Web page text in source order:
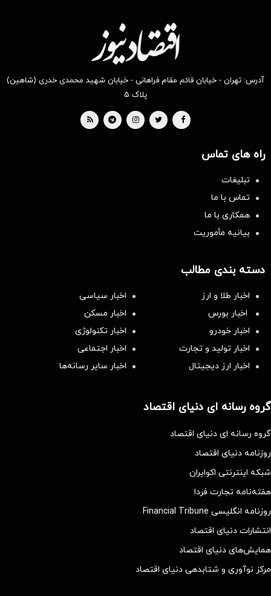
آدرس: تهران - خیابان قائم مقام فراهانی - خیابان شهید محمدی خدری (شاهین)
پلاک ۵
راه های تماس
تبلیغات
تماس با ما
همکاری با ما
بیانیه مأموریت
دسته بندی مطالب
اخبار طلا و ارز
اخبار سیاسی
اخبار بورس
اخبار مسکن
اخبار خودرو
اخبار تکنولوژی
اخبار تولید و تجارت
اخبار اجتماعی
اخبار ارز دیجیتال
اخبار سایر رسانه‌‌ها
گروه رسانه ای دنیای اقتصاد
گروه رسانه ای دنیای اقتصاد
روزنامه دنیای اقتصاد
شبکه اینترنتی اکوایران
هفته‌نامه تجارت فردا
روزنامه انگلیسی Financial Tribune
انتشارات دنیای اقتصاد
همایش‌های دنیای اقتصاد
مرکز نوآوری و شتابدهی دنیای اقتصاد